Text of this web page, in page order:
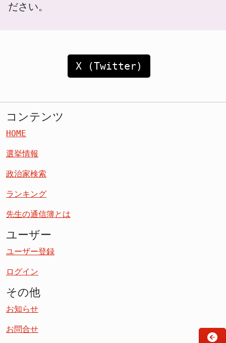
ださい。
X (Twitter)
コンテンツ
HOME
選挙情報
政治家検索
ランキング
先生の通信簿とは
ユーザー
ユーザー登録
ログイン
その他
お知らせ
お問合せ